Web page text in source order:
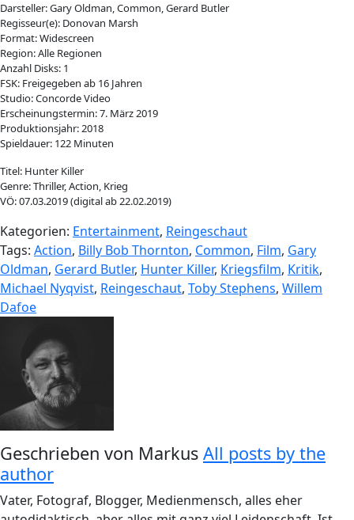
Darsteller: Gary Oldman, Common, Gerard Butler
Regisseur(e): Donovan Marsh
Format: Widescreen
Region: Alle Regionen
Anzahl Disks: 1
FSK: Freigegeben ab 16 Jahren
Studio: Concorde Video
Erscheinungstermin: 7. März 2019
Produktionsjahr: 2018
Spieldauer: 122 Minuten
Titel: Hunter Killer
Genre: Thriller, Action, Krieg
VÖ: 07.03.2019 (digital ab 22.02.2019)
Kategorien: Entertainment, Reingeschaut
Tags: Action, Billy Bob Thornton, Common, Film, Gary
Oldman, Gerard Butler, Hunter Killer, Kriegsfilm, Kritik,
Michael Nyqvist, Reingeschaut, Toby Stephens, Willem
Dafoe
Geschrieben von Markus All posts by the
author
Vater, Fotograf, Blogger, Medienmensch, alles eher